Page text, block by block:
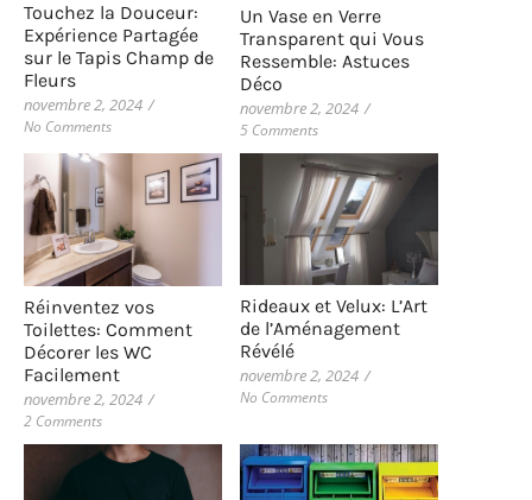
Touchez la Douceur:
Expérience Partagée
sur le Tapis Champ de
Fleurs
novembre 2, 2024 /
No Comments
Un Vase en Verre
Transparent qui Vous
Ressemble: Astuces
Déco
novembre 2, 2024 /
5 Comments
Réinventez vos
Toilettes: Comment
Décorer les WC
Facilement
novembre 2, 2024 /
2 Comments
Rideaux et Velux: L’Art
de l’Aménagement
Révélé
novembre 2, 2024 /
No Comments